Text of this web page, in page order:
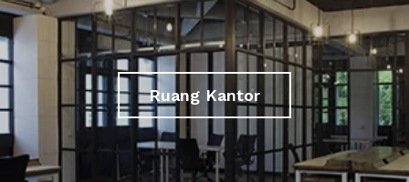
Ruang Kantor